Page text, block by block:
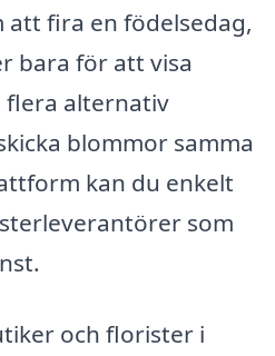
fira en födelsedag,
bara för att visa
flera alternativ
blommor samma
kan du enkelt
som
och florister i